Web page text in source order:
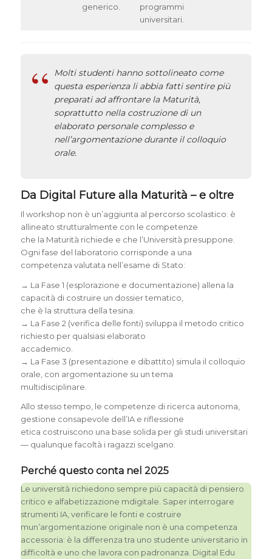
generico.
programmi
universitari.
Molti studenti hanno sottolineato come
questa esperienza li abbia fatti sentire più
preparati ad affrontare la Maturità,
soprattutto nella costruzione di un
elaborato personale complesso e
nell’argomentazione durante il colloquio
orale.
Da Digital Future alla Maturità – e oltre
Il workshop non è un’aggiunta al percorso scolastico: è
allineato strutturalmente con le competenze
che la Maturità richiede e che l’Università presuppone.
Ogni fase del laboratorio corrisponde a una
competenza valutata nell’esame di Stato:
→ La Fase 1 (esplorazione e documentazione) allena la
capacità di costruire un dossier tematico,
che è la struttura della tesina.
→ La Fase 2 (verifica delle fonti) sviluppa il metodo critico
richiesto per qualsiasi elaborato
accademico.
→ La Fase 3 (presentazione e dibattito) simula il colloquio
orale, con argomentazione su un tema
multidisciplinare.
Allo stesso tempo, le competenze di ricerca autonoma,
gestione consapevole dell’IA e riflessione
etica costruiscono una base solida per gli studi universitari
— qualunque facoltà i ragazzi scelgano.
Perché questo conta nel 2025
Le università richiedono sempre più capacità di pensiero
critico e alfabetizzazione mdigitale. Saper interrogare
strumenti IA, verificare le fonti e costruire
mun’argomentazione originale non è una competenza
accessoria: è la differenza tra uno studente universitario in
difficoltà e uno che lavora con padronanza. Digital Edu